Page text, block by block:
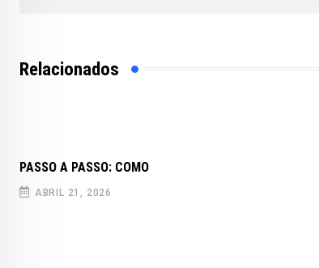
Relacionados
PASSO A PASSO: COMO
ABRIL 21, 2026